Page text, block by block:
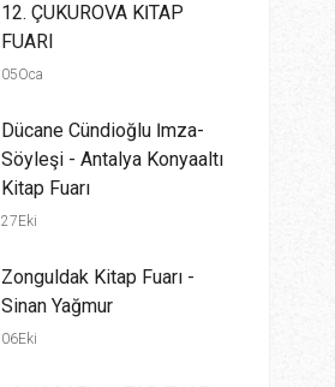
12. ÇUKUROVA KİTAP
FUARI
05Oca
Dücane Cündioğlu İmza-
Söyleşi - Antalya Konyaaltı
Kitap Fuarı
27Eki
Zonguldak Kitap Fuarı -
Sinan Yağmur
06Eki